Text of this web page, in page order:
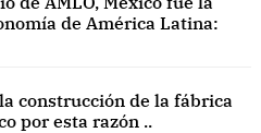
de América Latina:
construcción de la fábrica
por esta razón ..